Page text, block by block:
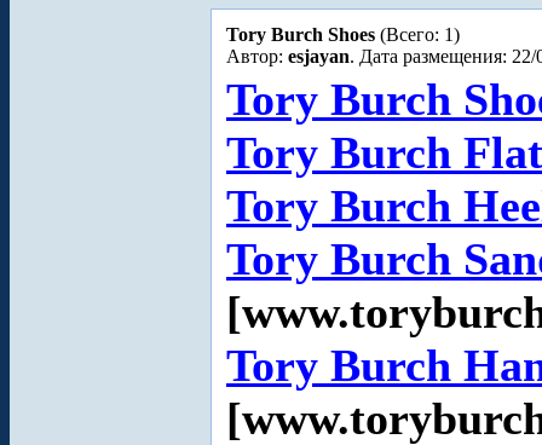
Tory Burch Shoes (Всего: 1)
Автор: esjayan. Дата размещения: 22/
Tory Burch
Tory Burch
Tory Burch
Tory Burch
Tory Burch